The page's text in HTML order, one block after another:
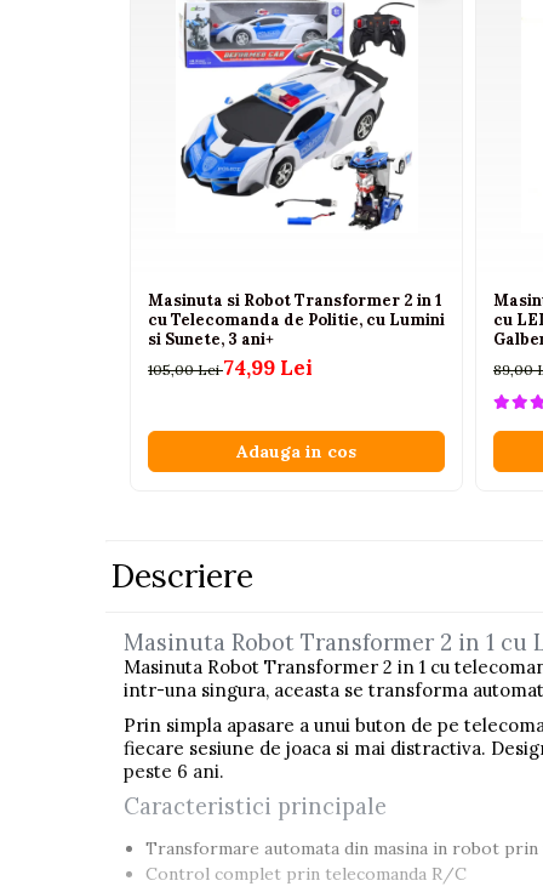
Electrocasnice si bucatarii
Jocuri de indemanare
Muzica si instrumente
Seturi de doctor
Trenuri cu sine
Vehicule de constructii
Jucarii exterior
Masinuta si Robot Transformer 2 in 1
cu Telecomanda de Politie, cu Lumini
si Sunete, 3 ani+
105,00 Lei74,99 Lei
Adauga in cos
cu
89,00
Descriere
Masinuta Robot Transformer 2 in 1 cu
Masinuta Robot Transformer 2 in 1 cu
intr-una singura, aceasta se transforma
Prin simpla apasare a unui buton de pe
fiecare sesiune de joaca si mai distractiva.
peste 6 ani.
Caracteristici principale
Transformare automata din masina in robot prin
Control complet prin telecomanda R/C